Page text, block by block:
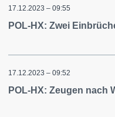
17.12.2023 – 09:55
POL-HX: Zwei
17.12.2023 – 09:52
POL-HX: Zeugen nach